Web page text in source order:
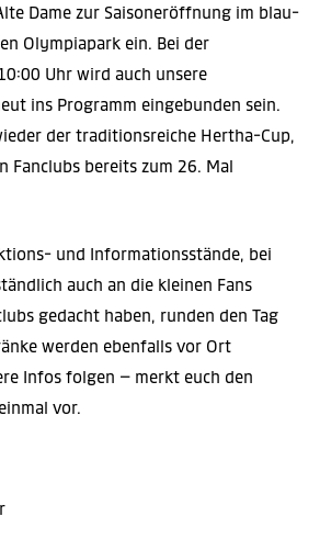
Dame zur Saisoneröffnung im blau-
Olympiapark ein. Bei der
Uhr wird auch unsere
ins Programm eingebunden sein.
der traditionsreiche Hertha-Cup,
Fanclubs bereits zum 26. Mal
und Informationsstände, bei
auch an die kleinen Fans
gedacht haben, runden den Tag
werden ebenfalls vor Ort
Infos folgen – merkt euch den
vor.